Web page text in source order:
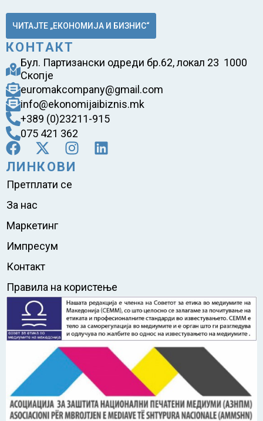
ЧИТАЈТЕ „ЕКОНОМИЈА И БИЗНИС“
КОНТАКТ
Бул. Партизански одреди бр.62, локал 23 1000
Скопје
euromakcompany@gmail.com
info@ekonomijaibiznis.mk
+389 (0)23211-915
075 421 362
ЛИНКОВИ
Претплати се
За нас
Маркетинг
Импресум
Контакт
Правила на користење